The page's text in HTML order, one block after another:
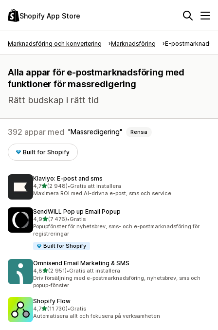
Shopify App Store
Marknadsföring och konvertering Marknadsföring E-
Alla appar för e-postmarknadsföring med
funktioner för massredigering
Rätt budskap i rätt tid
392 appar med Massredigering Rensa
Built for Shopify
Klaviyo: E‑post and sms
4,7av 5 stjärnor
(2 948)
2948 recensioner totalt
•Gratis att installera
Maximera ROI med AI-drivna e-post, sms och service
SendWILL Pop up Email Popup
4,9av 5 stjärnor
(7 476)
7476 recensioner totalt
•Gratis
Popupfönster för nyhetsbrev, sms- och e-postmarknadsföring för
registreringar
Built for Shopify
Omnisend Email Marketing & SMS
4,8av 5 stjärnor
(2 951)
2951 recensioner totalt
•Gratis att installera
Driv försäljning med e-postmarknadsföring, nyhetsbrev, sms och
popup-fönster
Shopify Flow
4,7av 5 stjärnor
(11 730)
11730 recensioner totalt
•Gratis
Automatisera allt och fokusera på verksamheten